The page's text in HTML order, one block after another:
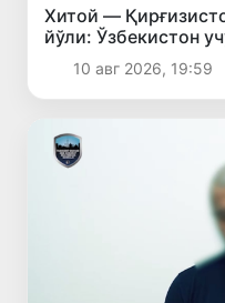
Хитой —
йўли: Ўзбекистон
эшиги очилмоқда
10 авг 2026, 19:59